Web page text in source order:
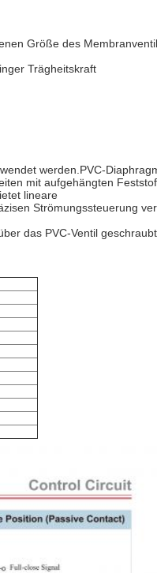
Größe des
Trägheitskraft
werden.PVC-
mit aufgehängten
lineare
Strömungssteuerung
das PVC-Ventil geschraubt